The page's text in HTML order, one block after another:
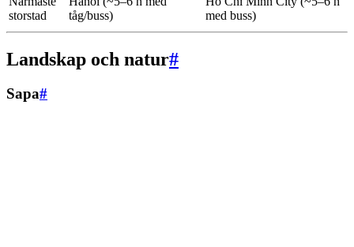
storstad
tåg/buss)
med buss)
Landskap och natur#
Sapa#